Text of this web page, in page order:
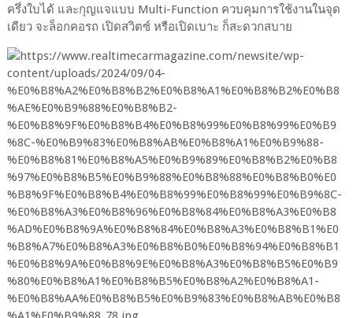
ครึ่งใบได้ และกุญแจแบบ Multi-Function ควบคุมการใช้งานในจุด
เดียว จะล็อกคอรถ เปิดสวิตซ์ หรือเปิดเบาะ ก็สะดวกสบาย